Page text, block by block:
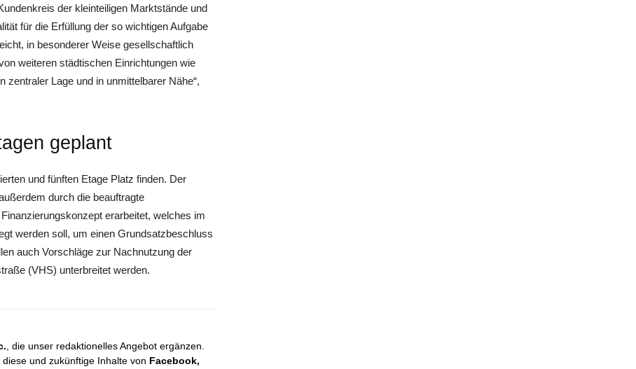
der kleinteiligen Marktstände und
für die Erfüllung der so wichtigen Aufgabe
in besonderer Weise gesellschaftlich
weiteren städtischen Einrichtungen wie
Lage und in unmittelbarer Nähe“,
geplant
und fünften Etage Platz finden. Der
durch die beauftragte
erarbeitet, welches im
werden soll, um einen Grundsatzbeschluss
auch Vorschläge zur Nachnutzung der
(VHS) unterbreitet werden.
, die unser redaktionelles Angebot ergänzen.
und zukünftige Inhalte von Facebook,